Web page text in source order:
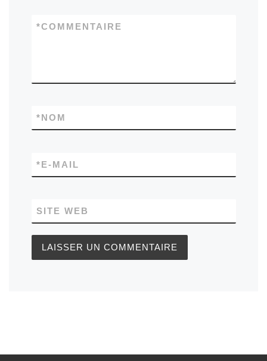
COMMENTAIRE
*
NOM
*
E-MAIL
*
SITE WEB